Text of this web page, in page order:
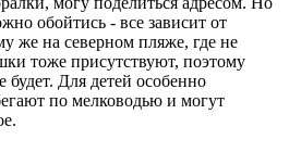
обойтись - все зависит от
же на северном пляже, где не
тоже присутствуют, поэтому
Для детей особенно
по мелководью и могут